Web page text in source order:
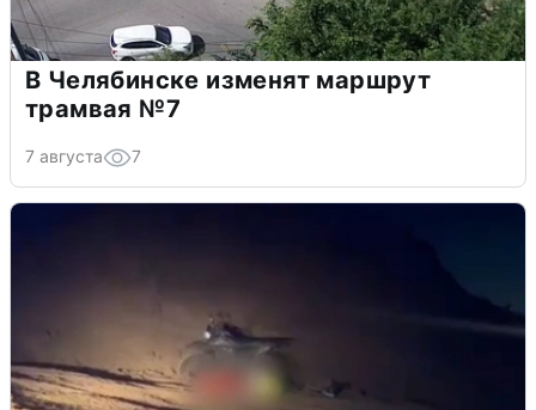
В Челябинске изменят маршрут
трамвая №7
7 августа 7